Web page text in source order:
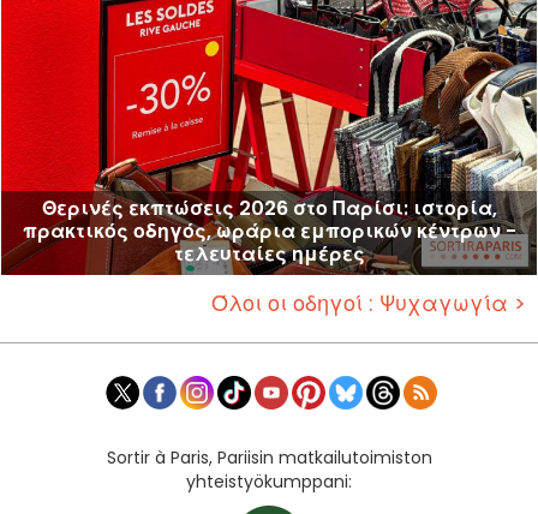
Θερινές εκπτώσεις 2026 στο Παρίσι: ιστορία,
πρακτικός οδηγός, ωράρια εμπορικών κέντρων -
τελευταίες ημέρες
Όλοι οι οδηγοί : Ψυχαγωγία >
Sortir à Paris, Pariisin matkailutoimiston
yhteistyökumppani: